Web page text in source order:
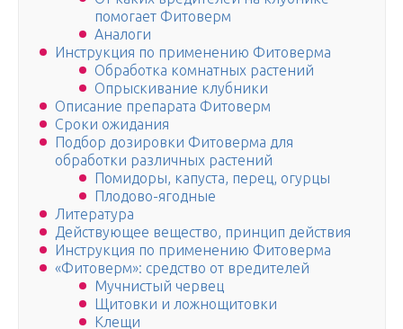
помогает Фитоверм
Аналоги
Инструкция по применению Фитоверма
Обработка комнатных растений
Опрыскивание клубники
Описание препарата Фитоверм
Сроки ожидания
Подбор дозировки Фитоверма для
обработки различных растений
Помидоры, капуста, перец, огурцы
Плодово-ягодные
Литература
Действующее вещество, принцип действия
Инструкция по применению Фитоверма
«Фитоверм»: средство от вредителей
Мучнистый червец
Щитовки и ложнощитовки
Клещи